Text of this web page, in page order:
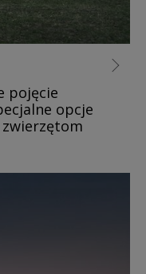
pojęcie
opcje